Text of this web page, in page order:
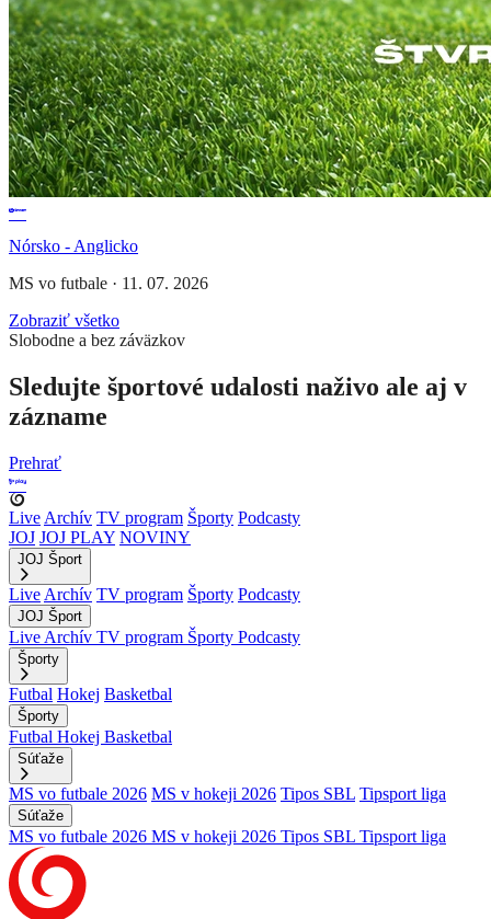
Nórsko - Anglicko
MS vo futbale · 11. 07. 2026
Zobraziť všetko
Slobodne a bez záväzkov
Sledujte športové udalosti naživo ale aj v
zázname
Prehrať
Live Archív TV program Športy Podcasty
JOJ JOJ PLAY NOVINY
JOJ Šport
Live Archív TV program Športy Podcasty
JOJ Šport
Live Archív TV program Športy Podcasty
Športy
Futbal Hokej Basketbal
Športy
Futbal Hokej Basketbal
Súťaže
MS vo futbale 2026 MS v hokeji 2026 Tipos SBL Tipsport liga
Súťaže
MS vo futbale 2026 MS v hokeji 2026 Tipos SBL Tipsport liga